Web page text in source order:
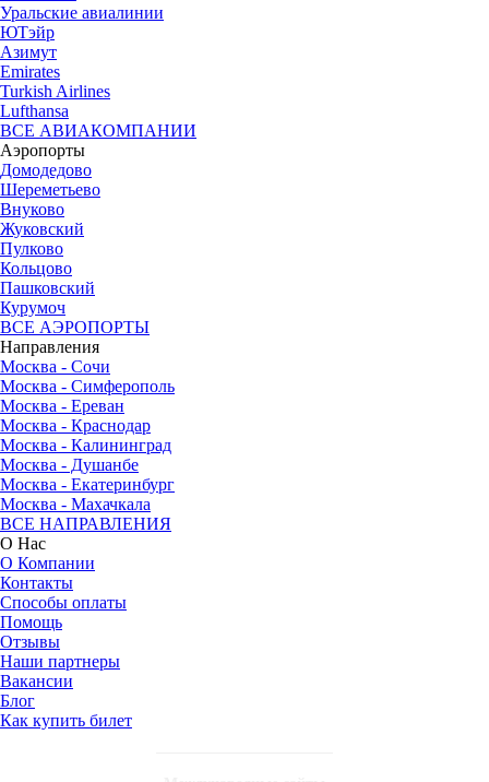
Уральские авиалинии
ЮТэйр
Азимут
Emirates
Turkish Airlines
Lufthansa
ВСЕ АВИАКОМПАНИИ
Аэропорты
Домодедово
Шереметьево
Внуково
Жуковский
Пулково
Кольцово
Пашковский
Курумоч
ВСЕ АЭРОПОРТЫ
Направления
Москва - Сочи
Москва - Симферополь
Москва - Ереван
Москва - Краснодар
Москва - Калининград
Москва - Душанбе
Москва - Екатеринбург
Москва - Махачкала
ВСЕ НАПРАВЛЕНИЯ
О Нас
О Компании
Контакты
Способы оплаты
Помощь
Отзывы
Наши партнеры
Вакансии
Блог
Как купить билет